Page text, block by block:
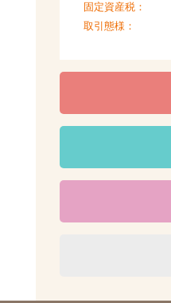
固定資産税：
取引態様：